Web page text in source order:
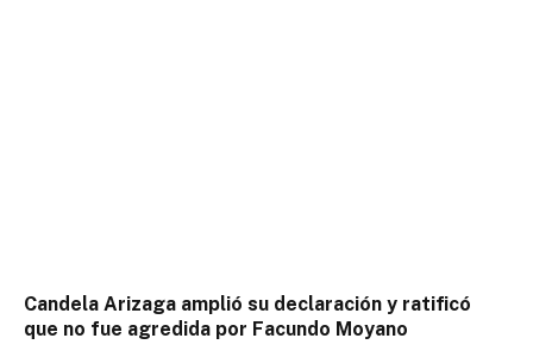
Candela Arizaga amplió su declaración y ratificó
que no fue agredida por Facundo Moyano